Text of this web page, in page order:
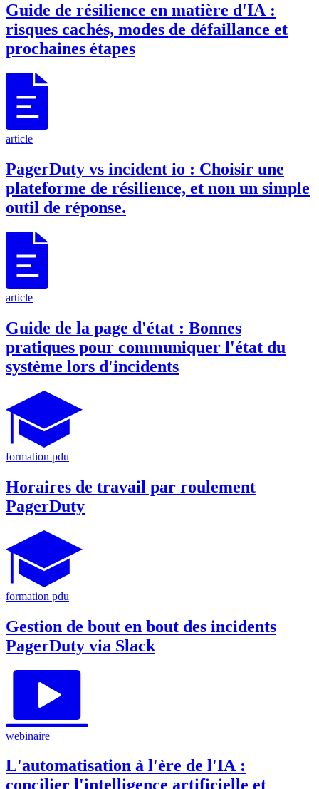
Guide de résilience en matière d'IA :
risques cachés, modes de défaillance et
prochaines étapes
article
PagerDuty vs incident io : Choisir une
plateforme de résilience, et non un simple
outil de réponse.
article
Guide de la page d'état : Bonnes
pratiques pour communiquer l'état du
système lors d'incidents
formation pdu
Horaires de travail par roulement
PagerDuty
formation pdu
Gestion de bout en bout des incidents
PagerDuty via Slack
webinaire
L'automatisation à l'ère de l'IA :
concilier l'intelligence artificielle et